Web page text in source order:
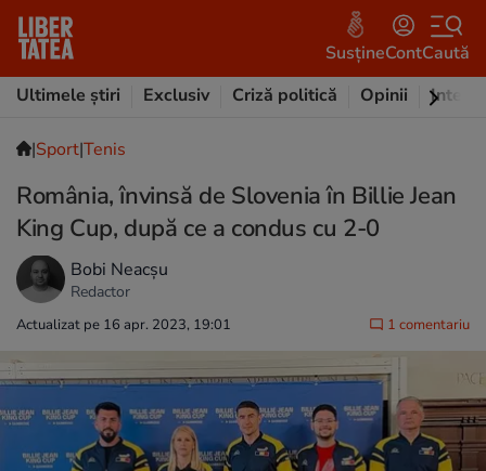
SusțineContCaută
Ultimele știri
Exclusiv Criză politică Opinii
|Sport|Tenis
România, învinsă de Slovenia în Billie Jean
King Cup, după ce a condus cu 2-0
Bobi Neacșu
Redactor
Actualizat pe 16 apr. 2023, 19:01 1 comentariu